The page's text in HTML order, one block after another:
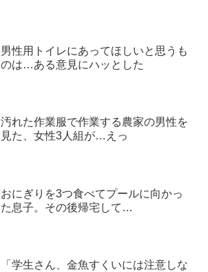
男性用トイレにあってほしいと思うも
のは…ある意見にハッとした
汚れた作業服で作業する農家の男性を
見た、女性3人組が…えっ
おにぎりを3つ食べてプールに向かっ
た息子。その後帰宅して…
「学生さん、金魚すくいには注意しな